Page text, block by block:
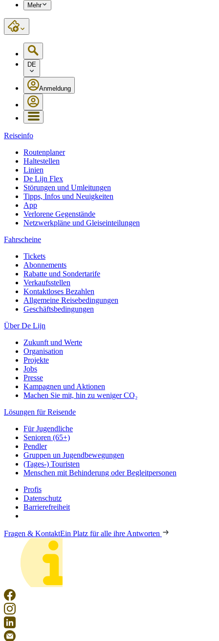
Mehr
DE
Anmeldung
Reiseinfo
Routenplaner
Haltestellen
Linien
De Lijn Flex
Störungen und Umleitungen
Tipps, Infos und Neuigkeiten
App
Verlorene Gegenstände
Netzwerkpläne und Gleiseinteilungen
Fahrscheine
Tickets
Abonnements
Rabatte und Sondertarife
Verkaufsstellen
Kontaktloses Bezahlen
Allgemeine Reisebedingungen
Geschäftsbedingungen
Über De Lijn
Zukunft und Werte
Organisation
Projekte
Jobs
Presse
Kampagnen und Aktionen
Machen Sie mit, hin zu weniger CO₂
Lösungen für Reisende
Für Jugendliche
Senioren (65+)
Pendler
Gruppen un Jugendbewegungen
(Tages-) Touristen
Menschen mit Behinderung oder Begleitpersonen
Profis
Datenschutz
Barrierefreiheit
Fragen & KontaktEin Platz für alle ihre Antworten